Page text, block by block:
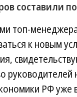
составили
топ-
к новым
руководителей
РФ